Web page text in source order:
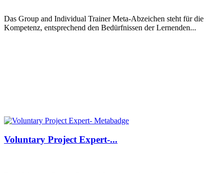
Das Group and Individual Trainer Meta-Abzeichen steht für die
Kompetenz, entsprechend den Bedürfnissen der Lernenden...
Voluntary Project Expert-...